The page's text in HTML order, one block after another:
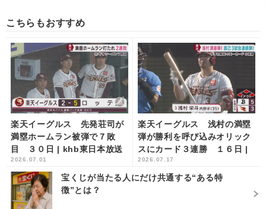
こちらもおすすめ
楽天イーグルス 先発荘司が
満塁ホームラン被弾で７敗
目 ３０日 | khb東日本放送
2026.07.01
楽天イーグルス 浅村の満塁
弾が勝利を呼び込みオリック
スにカード３連勝 １６日 |
khb東日本放送
2026.07.17
宝くじが当たる人にだけ共通する“ある特
徴”とは？